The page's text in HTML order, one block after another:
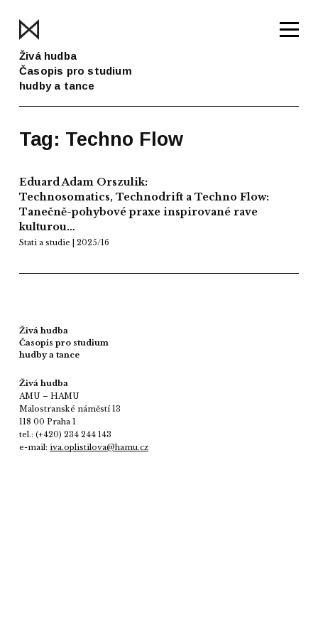
Živá hudba
Časopis pro studium
hudby a tance
Tag: Techno Flow
Eduard Adam Orszulik:
Technosomatics, Technodrift a Techno Flow:
Tanečně-pohybové praxe inspirované rave
kulturou…
Stati a studie | 2025/16
Živá hudba
Časopis pro studium
hudby a tance
Živá hudba
AMU – HAMU
Malostranské náměstí 13
118 00 Praha 1
tel.: (+420) 234 244 143
e-mail: iva.oplistilova@hamu.cz